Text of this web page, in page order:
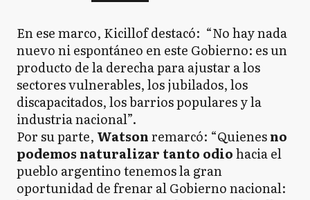
En ese marco, Kicillof destacó: “No hay nada
nuevo ni espontáneo en este Gobierno: es un
producto de la derecha para ajustar a los
sectores vulnerables, los jubilados, los
discapacitados, los barrios populares y la
industria nacional”.
Por su parte, Watsonremarcó: “Quienesno
podemos naturalizar tanto odiohacia el
pueblo argentino tenemos la gran
oportunidad de frenar al Gobierno nacional: